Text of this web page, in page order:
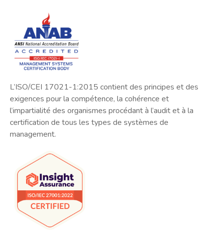
L’ISO/CEI 17021-1:2015 contient des principes et des
exigences pour la compétence, la cohérence et
l’impartialité des organismes procédant à l’audit et à la
certification de tous les types de systèmes de
management.